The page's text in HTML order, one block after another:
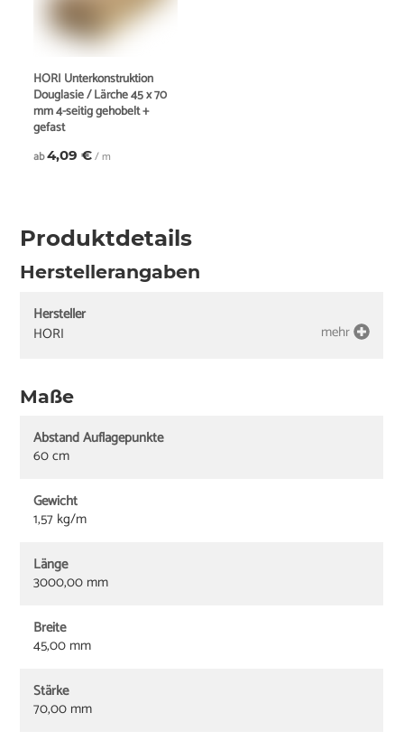
HORI Unterkonstruktion
Douglasie / Lärche 45 x 70
mm 4-seitig gehobelt +
gefast
ab4,09 €/ m
Produktdetails
Herstellerangaben
Hersteller
HORI
mehr
Maße
Abstand Auflagepunkte
60 cm
Gewicht
1,57 kg/m
Länge
3000,00 mm
Breite
45,00 mm
Stärke
70,00 mm